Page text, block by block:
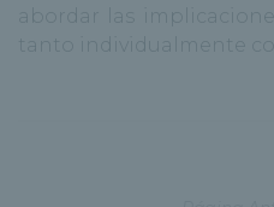
abordar las
tanto individualmente